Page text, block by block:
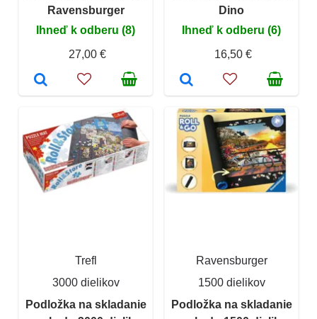
Ravensburger
Ihneď k odberu (8)
27,00 €
Dino
Ihneď k odberu (6)
16,50 €
Trefl
3000 dielikov
Podložka na skladanie
Ravensburger
1500 dielikov
Podložka na skladanie